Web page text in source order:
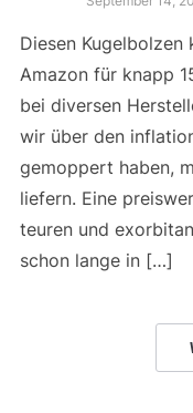
Diesen Kugelbolzen
Amazon für knapp
bei diversen
wir über den
gemoppert haben,
liefern. Eine
teuren und
schon lange in […]